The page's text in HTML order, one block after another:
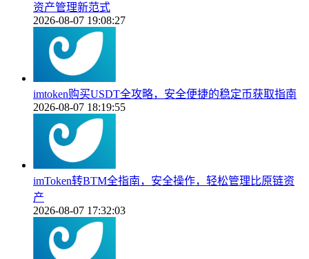
资产管理新范式
2026-08-07 19:08:27
imtoken购买USDT全攻略，安全便捷的稳定币获取指南
2026-08-07 18:19:55
imToken转BTM全指南，安全操作，轻松管理比原链资
产
2026-08-07 17:32:03